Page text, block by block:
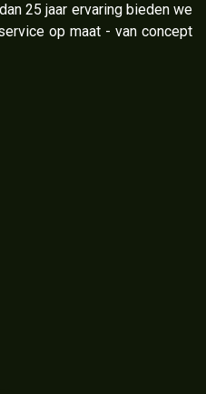
25 jaar ervaring bieden we
op maat - van concept